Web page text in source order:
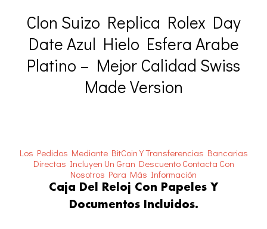
Clon Suizo Replica Rolex Day
Date Azul Hielo Esfera Arabe
Platino – Mejor Calidad Swiss
Made Version
Los Pedidos Mediante BitCoin Y Transferencias Bancarias
Directas Incluyen Un Gran Descuento Contacta Con
Nosotros Para Más Información
Caja Del Reloj Con Papeles Y
Documentos Incluidos.